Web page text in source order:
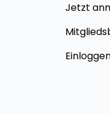
Jetzt